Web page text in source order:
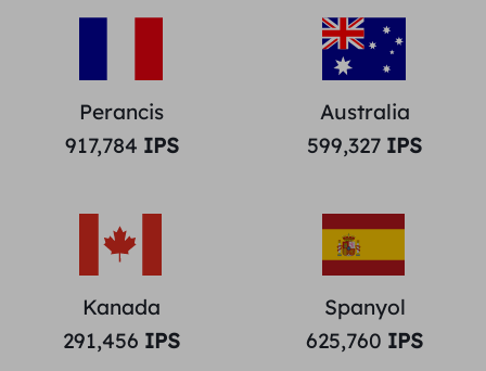
Perancis
917,784 IPS
Australia
599,327 IPS
Kanada
291,456 IPS
Spanyol
625,760 IPS